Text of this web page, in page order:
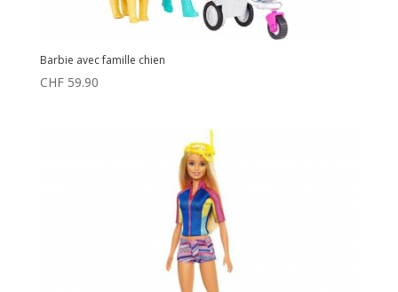
Barbie avec famille chien
CHF59.90